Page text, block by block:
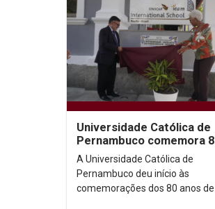
Universidade Católica de
Pernambuco comemora
anos
A Universidade Católica de
Pernambuco deu início às
comemorações dos 80 anos